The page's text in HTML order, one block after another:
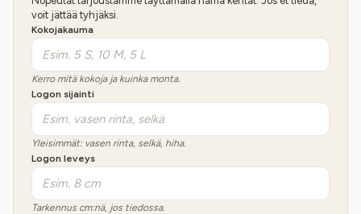
voit jättää tyhjäksi.
Kokojakauma
Kerro mitä kokoja ja kuinka monta.
Logon sijainti
Yleisimmät: vasen rinta, selkä, hiha.
Logon leveys
Tarkennus cm:nä, jos tiedossa.